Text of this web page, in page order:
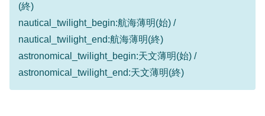
(終)
nautical_twilight_begin:航海薄明(始) /
nautical_twilight_end:航海薄明(終)
astronomical_twilight_begin:天文薄明(始) /
astronomical_twilight_end:天文薄明(終)